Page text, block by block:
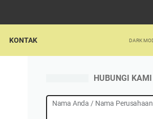
KONTAK
HUBUNGI KAMI
Nama Anda / Nama Perusahaan